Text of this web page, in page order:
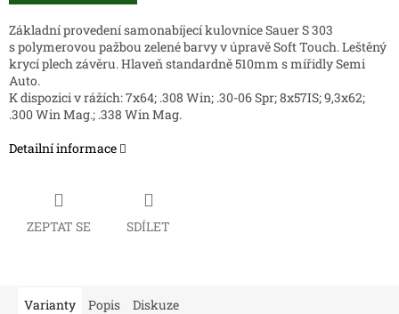
Základní provedení samonabíjecí kulovnice Sauer S 303
s polymerovou pažbou zelené barvy v úpravě Soft Touch. Leštěný
krycí plech závěru. Hlaveň standardně 510mm s mířidly Semi
Auto.
K dispozici v rážích: 7x64; .308 Win; .30-06 Spr; 8x57IS; 9,3x62;
.300 Win Mag.; .338 Win Mag.
Detailní informace
ZEPTAT SE SDÍLET
Varianty Popis Diskuze